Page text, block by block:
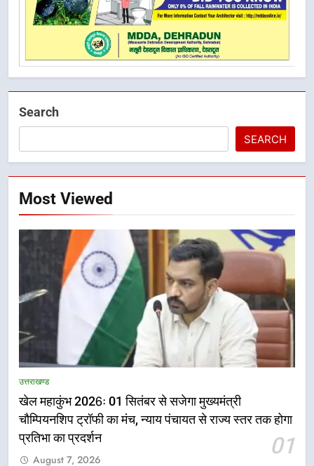
Search
SEARCH
Most Viewed
उत्तराखण्ड
खेल महाकुंभ 2026ः 01 सितंबर से सजेगा मुख्यमंत्री
चौम्पियनशिप ट्रॉफी का मंच, न्याय पंचायत से राज्य स्तर तक होगा
प्रतिभा का प्रदर्शन
01
August 7, 2026
राष्ट्रीय हथकरघा दिवस पर मुख्यमंत्री
कारीगरों को किया सम्मानित
उत्तराखण्ड
6